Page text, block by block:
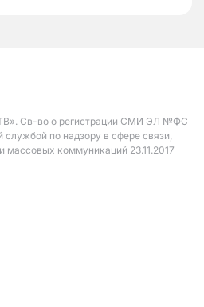
Св-во о регистрации СМИ ЭЛ №ФС
по надзору в сфере связи,
массовых коммуникаций 23.11.2017